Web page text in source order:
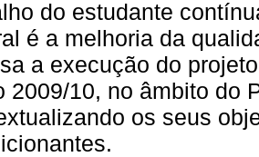
do estudante
é a melhoria da
a execução do
2009/10, no âmbito do
os seus